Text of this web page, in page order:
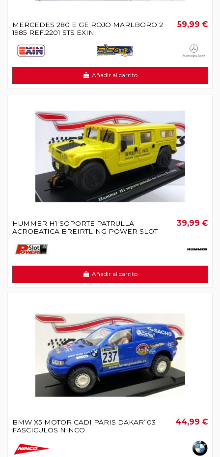
MERCEDES 280 E GE ROJO MARLBORO 2
1985 REF.2201 STS EXIN
59,99 €
Añadir al carrito
HUMMER H1 SOPORTE PATRULLA
ACROBATICA BREIRTLING POWER SLOT
39,99 €
Añadir al carrito
BMW X5 MOTOR CADI PARIS DAKAR”03
FASCICULOS NINCO
44,99 €